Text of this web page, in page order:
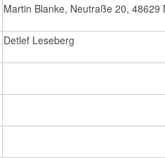
Martin Blanke, Neutraße 20, 48629
Detlef Leseberg